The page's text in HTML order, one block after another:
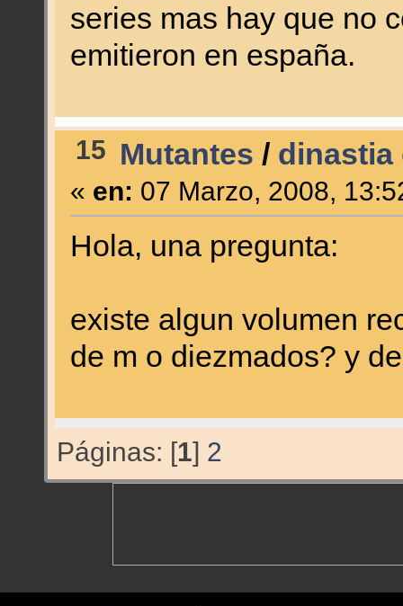
series mas hay que no
emitieron en españa.
15 Mutantes / dinastia
« en: 07 Marzo, 2008,
Hola, una pregunta:
existe algun volumen
de m o diezmados? y
Páginas: [1] 2